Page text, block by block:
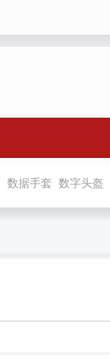
数据手套 数字头盔